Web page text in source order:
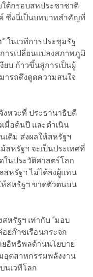
ใต้กรอบสหประชาชาติ
ซึ่งนี่เป็นบทบาทสำคัญที่
ในเวทีการประชุมรัฐ
รเปลี่ยนแปลงสภาพภูมิ
ยบ ก้าวขึ้นสู่การเป็นผู้
ารถดึงดูดความสนใจ
งหวะที่ ประธานาธิบดี
มื่อต้นปี และดำเนิน
ดิม ส่งผลให้สหรัฐฯ
สหรัฐฯ จะเป็นประเทศที่
นประวัติศาสตร์โลก
สหรัฐฯ ไม่ได้ส่งผู้แทน
ห้สหรัฐฯ ขาดตัวตนบน
หรัฐฯ เท่ากับ “มอบ
ยก๊าซเรือนกระจก
อิทธิพลด้านนโยบาย
อุตสาหกรรมพลังงาน
นเวทีโลก